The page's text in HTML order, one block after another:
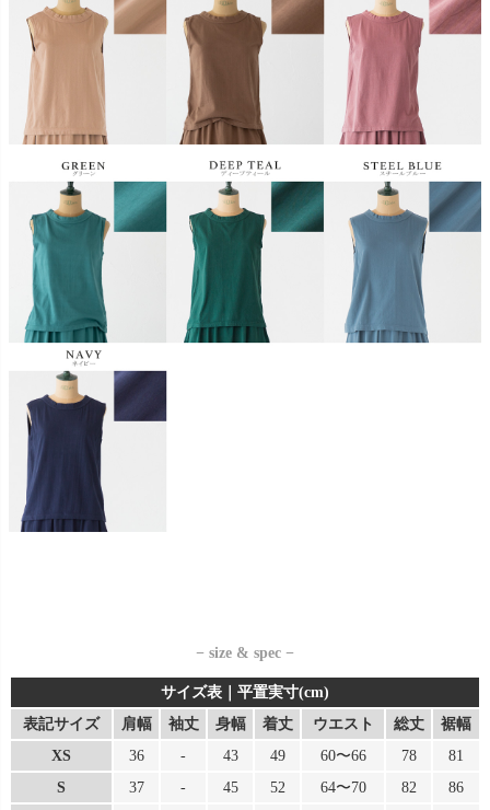
− size & spec −
サイズ表｜平置実寸(cm)
表記サイズ
肩幅 袖丈 身幅 着丈 ウエスト 総丈
裾幅
XS
36 - 43 49 60〜66 78
81
S
37 - 45 52 64〜70 82
86